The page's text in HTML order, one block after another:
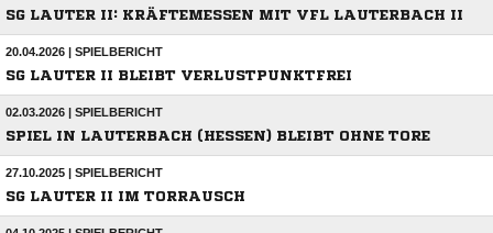
SG LAUTER II: KRÄFTEMESSEN MIT VFL LAUTERBACH II
20.04.2026 | SPIELBERICHT
SG LAUTER II BLEIBT VERLUSTPUNKTFREI
02.03.2026 | SPIELBERICHT
SPIEL IN LAUTERBACH (HESSEN) BLEIBT OHNE TORE
27.10.2025 | SPIELBERICHT
SG LAUTER II IM TORRAUSCH